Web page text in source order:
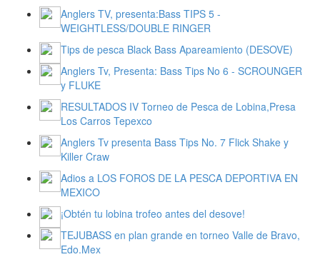
Anglers TV, presenta:Bass TIPS 5 -
WEIGHTLESS/DOUBLE RINGER
Tips de pesca Black Bass Apareamiento (DESOVE)
Anglers Tv, Presenta: Bass Tips No 6 - SCROUNGER
y FLUKE
RESULTADOS IV Torneo de Pesca de Lobina,Presa
Los Carros Tepexco
Anglers Tv presenta Bass Tips No. 7 Flick Shake y
Killer Craw
Adios a LOS FOROS DE LA PESCA DEPORTIVA EN
MEXICO
¡Obtén tu lobina trofeo antes del desove!
TEJUBASS en plan grande en torneo Valle de Bravo,
Edo.Mex